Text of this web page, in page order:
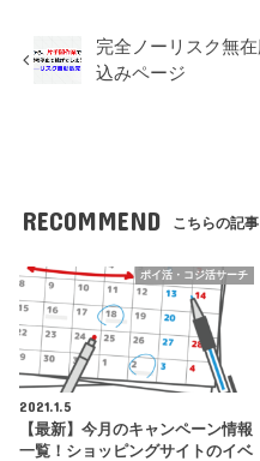
完全ノーリスク無
込みページ
RECOMMEND こちらの記事
ポイ活・コジ活サーチ
2021.1.5
【最新】今月のキャンペーン情報
一覧！ショッピングサイトのイベ